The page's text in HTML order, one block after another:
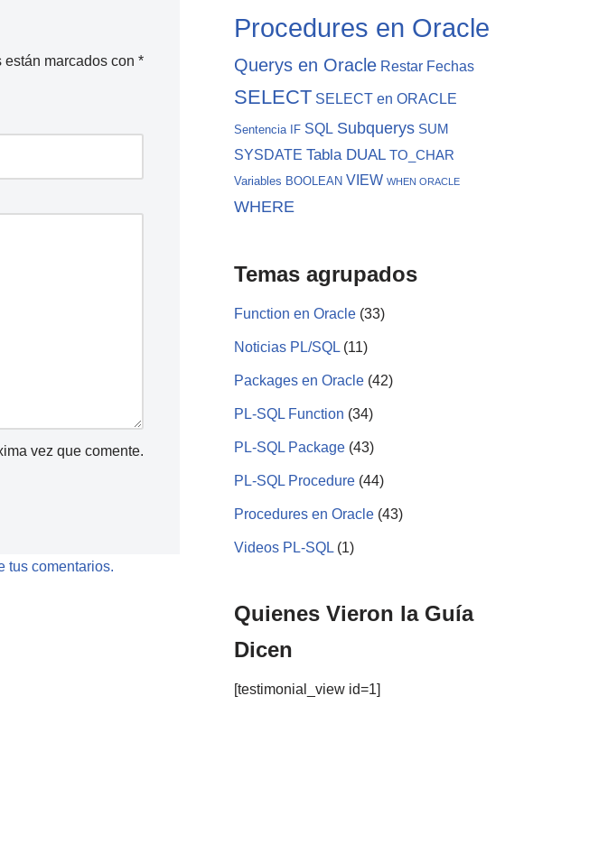
están marcados con *
vez que comente.
tus comentarios.
Procedures en Oracle
Querys en Oracle Restar Fechas
SELECT SELECT en ORACLE
Sentencia IF SQL Subquerys SUM
SYSDATE Tabla DUAL TO_CHAR
Variables BOOLEAN VIEW WHEN ORACLE
WHERE
Temas agrupados
Function en Oracle (33)
Noticias PL/SQL (11)
Packages en Oracle (42)
PL-SQL Function (34)
PL-SQL Package (43)
PL-SQL Procedure (44)
Procedures en Oracle (43)
Videos PL-SQL (1)
Quienes Vieron la Guía
Dicen
[testimonial_view id=1]